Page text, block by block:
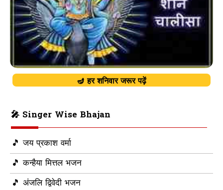
🪔 हर शनिवार जरूर पढ़ें
🎤 Singer Wise Bhajan
🎵 जय प्रकाश वर्मा
🎵 कन्हैया मित्तल भजन
🎵 अंजलि द्विवेदी भजन